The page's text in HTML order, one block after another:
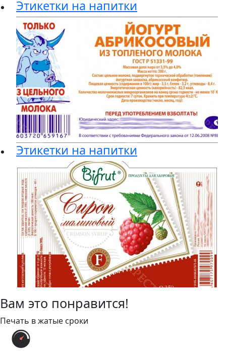
Этикетки на напитки
Этикетки на напитки
Вам это понравится!
Печать в жатые сроки